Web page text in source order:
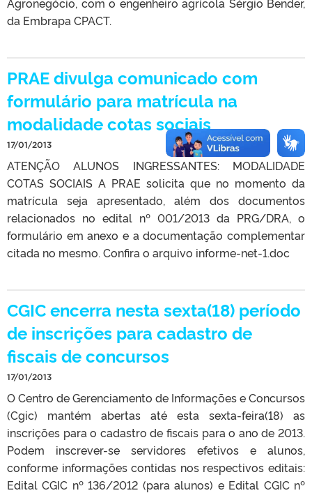
da Embrapa CPACT.
PRAE divulga comunicado com
formulário para matrícula na
modalidade cotas sociais
17/01/2013
ATENÇÃO ALUNOS INGRESSANTES: MODALIDADE
COTAS SOCIAIS A PRAE solicita que no momento da
matrícula seja apresentado, além dos documentos
relacionados no edital nº 001/2013 da PRG/DRA, o
formulário em anexo e a documentação complementar
citada no mesmo. Confira o arquivo informe-net-1.doc
CGIC encerra nesta sexta(18) período
de inscrições para cadastro de
fiscais de concursos
17/01/2013
O Centro de Gerenciamento de Informações e Concursos
(Cgic) mantém abertas até esta sexta-feira(18) as
inscrições para o cadastro de fiscais para o ano de 2013.
Podem inscrever-se servidores efetivos e alunos,
conforme informações contidas nos respectivos editais:
Edital CGIC nº 136/2012 (para alunos) e Edital CGIC nº